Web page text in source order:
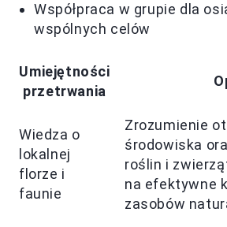
Współpraca w grupie dla
wspólnych celów
Umiejętności
przetrwania
Wiedza o
lokalnej
florze i
faunie
Zrozumienie
środowiska
roślin i
na efektywne
zasobów